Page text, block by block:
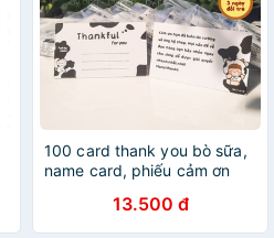
100 card thank you bò sữa,
name card, phiếu cảm ơn
13.500 đ